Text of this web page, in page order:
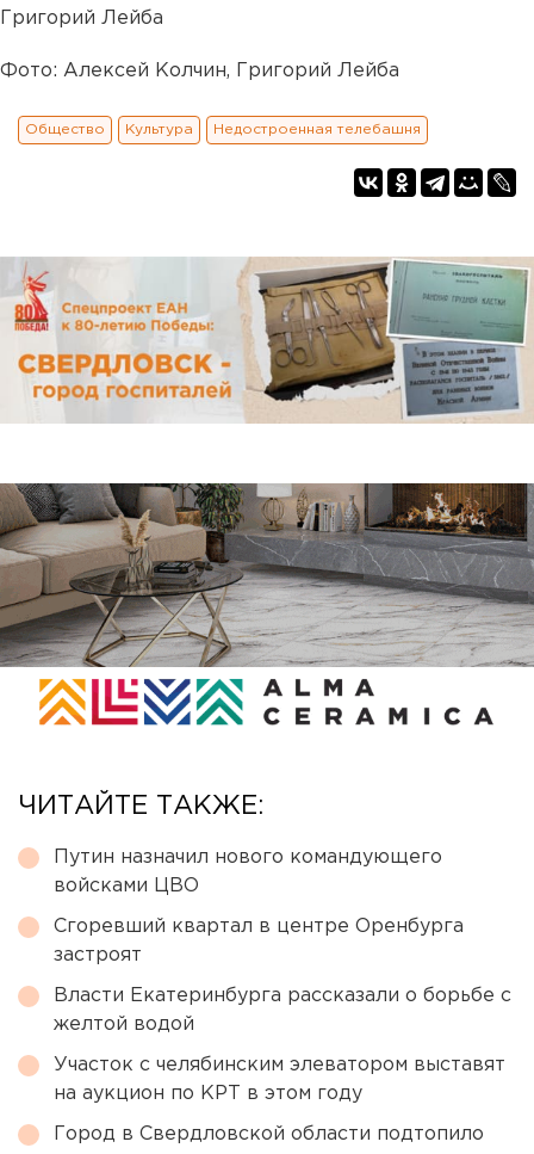
Григорий Лейба
Фото: Алексей Колчин, Григорий Лейба
Общество Культура Недостроенная телебашня
ЧИТАЙТЕ ТАКЖЕ:
Путин назначил нового командующего
войсками ЦВО
Сгоревший квартал в центре Оренбурга
застроят
Власти Екатеринбурга рассказали о борьбе с
желтой водой
Участок с челябинским элеватором выставят
на аукцион по КРТ в этом году
Город в Свердловской области подтопило